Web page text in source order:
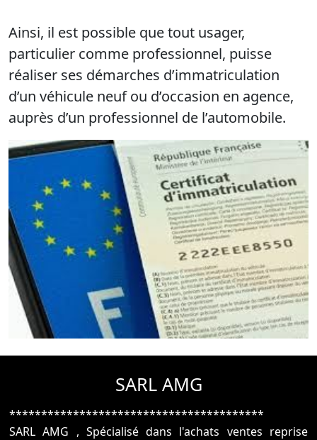
Ainsi, il est possible que tout usager,
particulier comme professionnel, puisse
réaliser ses démarches d’immatriculation
d’un véhicule neuf ou d’occasion en agence,
auprès d’un professionnel de l’automobile.
SARL AMG
****************************************
SARL AMG , Spécialisé dans l'achats ventes reprise